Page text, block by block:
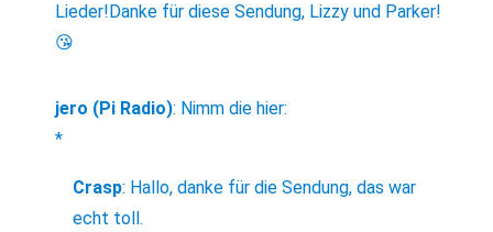
Lieder!Danke für diese Sendung, Lizzy und Parker!
😘
jero (Pi Radio): Nimm die hier:
*
Crasp: Hallo, danke für die Sendung, das war
echt toll.